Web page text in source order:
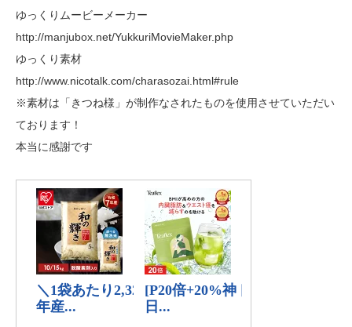
ゆっくりムービーメーカー
http://manjubox.net/YukkuriMovieMaker.php
ゆっくり素材
http://www.nicotalk.com/charasozai.html#rule
※素材は「きつね様」が制作なされたものを使用させていただい
ております！
本当に感謝です